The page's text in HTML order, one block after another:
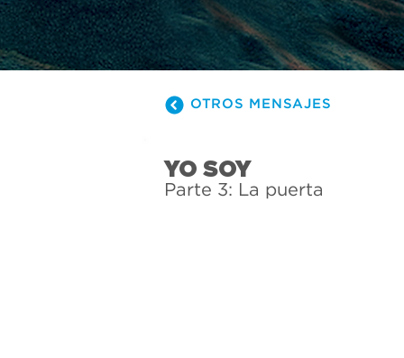
estas
OTROS MENSAJES
YO SOY
Parte 3: La puerta